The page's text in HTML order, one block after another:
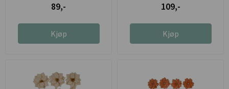
89,-
Kjøp
109,-
Kjøp